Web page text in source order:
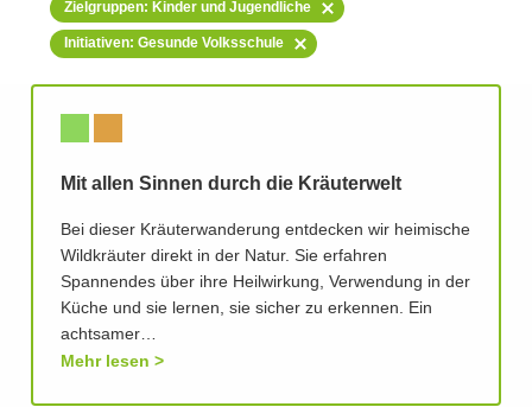
Zielgruppen: Kinder und Jugendliche
Initiativen: Gesunde Volksschule
Mit allen Sinnen durch die Kräuterwelt
Bei dieser Kräuterwanderung entdecken wir heimische
Wildkräuter direkt in der Natur. Sie erfahren
Spannendes über ihre Heilwirkung, Verwendung in der
Küche und sie lernen, sie sicher zu erkennen. Ein
achtsamer…
Mehr lesen